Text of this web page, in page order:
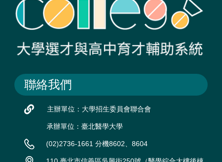
聯絡我們
主辦單位：大學招生委員會聯合會
承辦單位：臺北醫學大學
(02)2736-1661 分機8602、8604